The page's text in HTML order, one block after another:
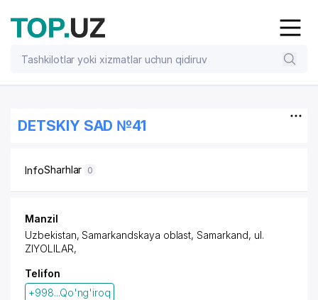
DETSKIY SAD №41
InfoSharhlar 0
Manzil
Uzbekistan, Samarkandskaya oblast, Samarkand, ul.
ZIYOLILAR,
Telifon
+998...Qo'ng'iroq